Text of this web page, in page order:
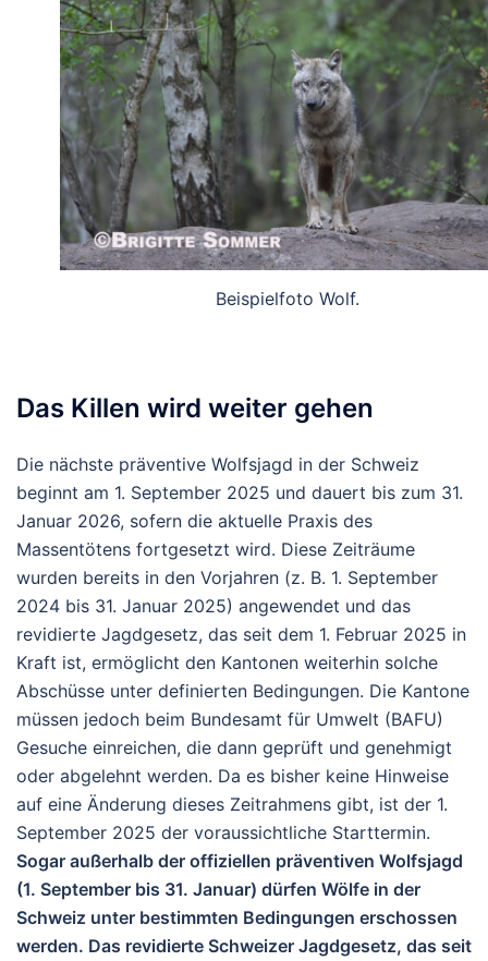
Beispielfoto Wolf.
Das Killen wird weiter gehen
Die nächste präventive Wolfsjagd in der Schweiz
beginnt am 1. September 2025 und dauert bis zum 31.
Januar 2026, sofern die aktuelle Praxis des
Massentötens fortgesetzt wird. Diese Zeiträume
wurden bereits in den Vorjahren (z. B. 1. September
2024 bis 31. Januar 2025) angewendet und das
revidierte Jagdgesetz, das seit dem 1. Februar 2025 in
Kraft ist, ermöglicht den Kantonen weiterhin solche
Abschüsse unter definierten Bedingungen. Die Kantone
müssen jedoch beim Bundesamt für Umwelt (BAFU)
Gesuche einreichen, die dann geprüft und genehmigt
oder abgelehnt werden. Da es bisher keine Hinweise
auf eine Änderung dieses Zeitrahmens gibt, ist der 1.
September 2025 der voraussichtliche Starttermin.
Sogar außerhalb der offiziellen präventiven Wolfsjagd
(1. September bis 31. Januar) dürfen Wölfe in der
Schweiz unter bestimmten Bedingungen erschossen
werden. Das revidierte Schweizer Jagdgesetz, das seit